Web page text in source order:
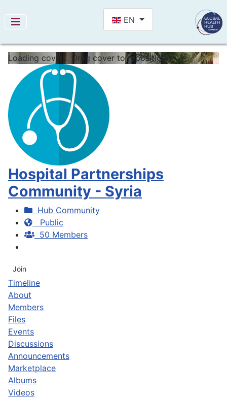
Select your language
EN
Loading cover... Drag cover to reposition
Hospital Partnerships
Community - Syria
Hub Community
Public
50 Members
Join
Timeline
About
Members
Files
Events
Discussions
Announcements
Marketplace
Albums
Videos